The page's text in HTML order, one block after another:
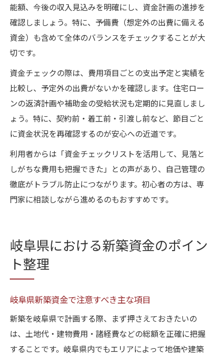
能額、今後の収入見込みを明確にし、資金計画の進捗を
確認しましょう。特に、予備費（想定外の出費に備える
資金）も含めて全体のバランスをチェックすることが大
切です。
資金チェックの際は、費用項目ごとの支出予定と実績を
比較し、予定外の出費がないかを確認します。住宅ロー
ンの返済計画や補助金の受給状況も定期的に見直しまし
ょう。特に、契約前・着工前・引渡し前など、節目ごと
に資金状況を再確認するのが安心への近道です。
利用者からは「資金チェックリストを活用して、見落と
しがちな費用も把握できた」との声があり、自己管理の
徹底がトラブル防止につながります。初心者の方は、専
門家に相談しながら進めるのもおすすめです。
岐阜県における新築資金のポイン
ト整理
岐阜県新築資金で注意すべき主な項目
新築を岐阜県で計画する際、まず押さえておきたいの
は、土地代・建物費用・諸経費などの総額を正確に把握
することです。岐阜県内でもエリアによって地価や建築